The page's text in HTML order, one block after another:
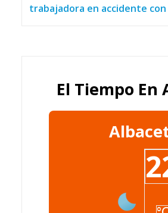
trabajadora en accidente
El Tiempo En